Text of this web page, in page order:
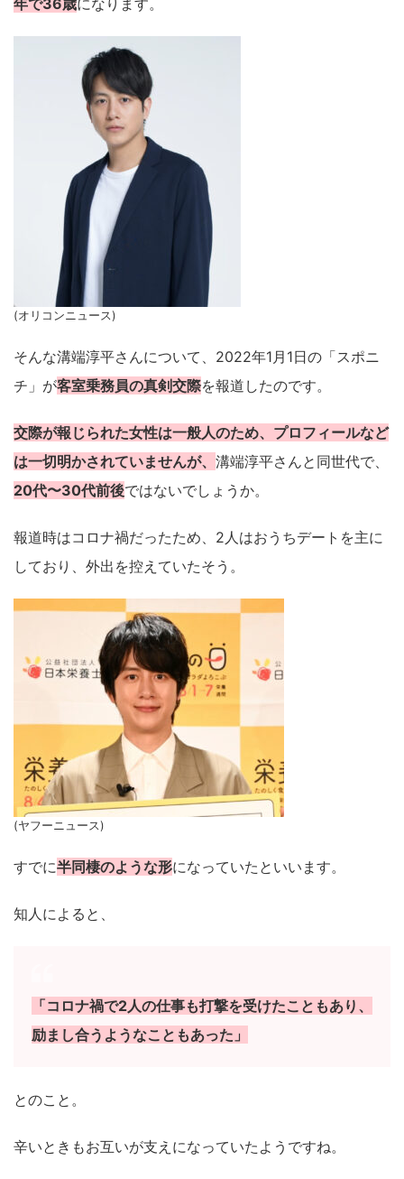
年で36歳になります。
(オリコンニュース)
そんな溝端淳平さんについて、2022年1月1日の「スポニ
チ」が客室乗務員の真剣交際を報道したのです。
交際が報じられた女性は一般人のため、プロフィールなど
は一切明かされていませんが、 溝端淳平さんと同世代で、
20代〜30代前後ではないでしょうか。
報道時はコロナ禍だったため、2人はおうちデートを主に
しており、外出を控えていたそう。
(ヤフーニュース)
すでに半同棲のような形になっていたといいます。
知人によると、
「コロナ禍で2人の仕事も打撃を受けたこともあり、
励まし合うようなこともあった」
とのこと。
辛いときもお互いが支えになっていたようですね。